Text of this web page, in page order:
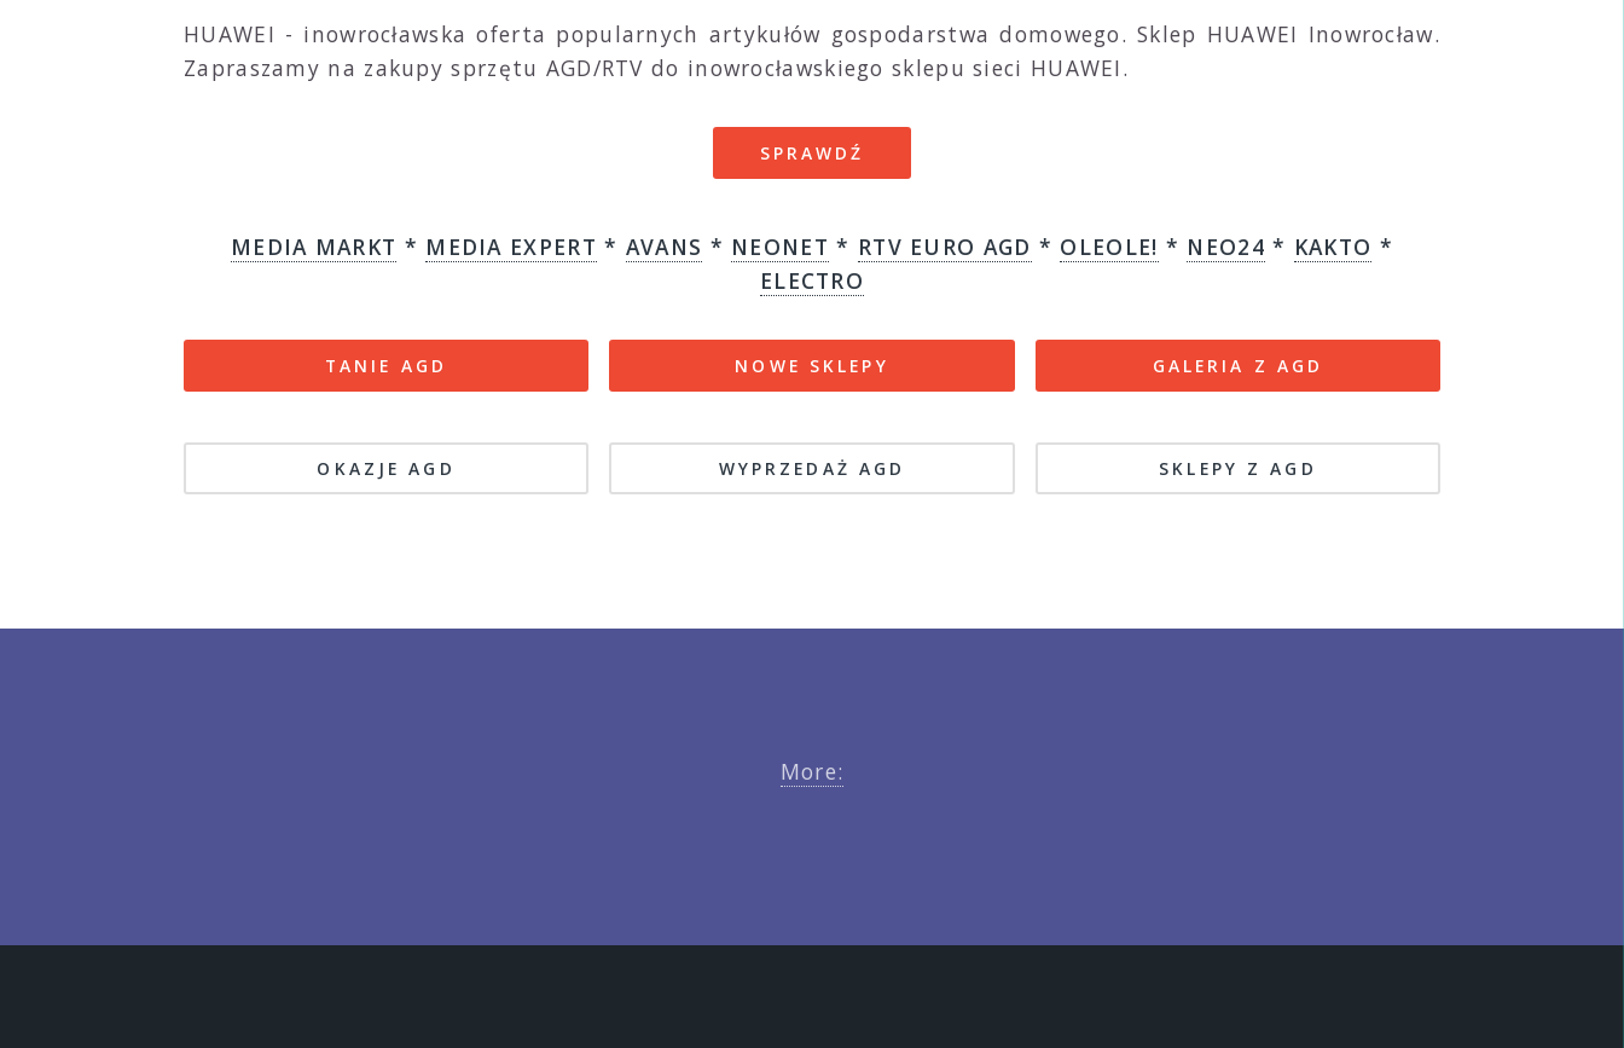
HUAWEI - inowrocławska oferta popularnych artykułów gospodarstwa domowego. Sklep HUAWEI Inowrocław.
Zapraszamy na zakupy sprzętu AGD/RTV do inowrocławskiego sklepu sieci HUAWEI.
SPRAWDŹ
MEDIA MARKT * MEDIA EXPERT * AVANS * NEONET * RTV EURO AGD * OLEOLE! * NEO24 * KAKTO *
ELECTRO
TANIE AGD NOWE SKLEPY GALERIA Z AGD
OKAZJE AGD WYPRZEDAŻ AGD SKLEPY Z AGD
More: